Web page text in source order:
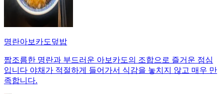
명란아보카도덮밥
짭조름한 명란과 부드러운 아보카도의 조합으로 즐거운 점심
입니다 야채가 적절하게 들어가서 식감을 놓치지 않고 매우 만
족합니다.